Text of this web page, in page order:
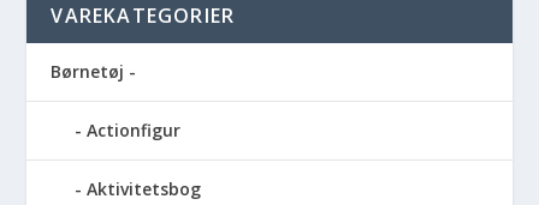
VAREKATEGORIER
Børnetøj -
Actionfigur
Aktivitetsbog